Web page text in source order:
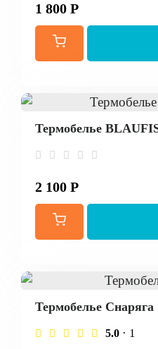
1 800 Р
Термобелье
2 100 Р
Термобелье Снаряга
5.0 · 1